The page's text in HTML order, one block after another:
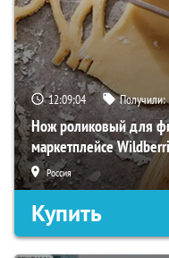
12:09:03 Получили:
Нож роликовый для
маркетплейсе
Россия
Купить